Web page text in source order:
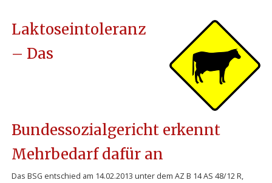
Laktoseintoleranz
– Das
Bundessozialgericht erkennt
Mehrbedarf dafür an
Das BSG entschied am 14.02.2013 unter dem AZ B 14 AS 48/12 R,